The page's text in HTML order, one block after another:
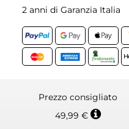
2 anni di Garanzia Italia
Prezzo consigliato
49,99 €